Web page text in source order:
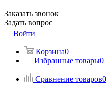
Заказать звонок
Задать вопрос
Войти
Корзина0
Избранные товары0
Сравнение товаров0